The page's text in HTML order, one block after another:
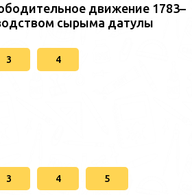
движение 1783–
сырыма датулы
3 4
3 4 5